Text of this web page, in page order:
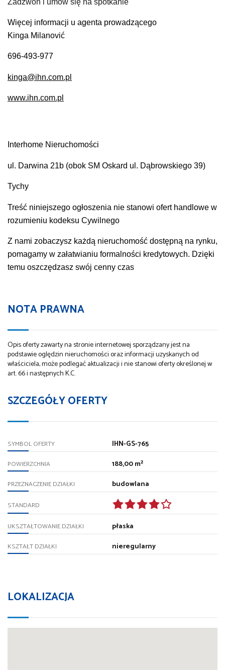
Więcej informacji u agenta prowadzącego
Kinga Milanović
696-493-977
kinga@ihn.com.pl
www.ihn.com.pl
Interhome Nieruchomości
ul. Darwina 21b (obok SM Oskard ul. Dąbrowskiego 39)
Tychy
Treść niniejszego ogłoszenia nie stanowi ofert handlowe w
rozumieniu kodeksu Cywilnego
Z nami zobaczysz każdą nieruchomość dostępną na rynku,
pomagamy w załatwianiu formalności kredytowych. Dzięki
temu oszczędzasz swój cenny czas
NOTA PRAWNA
Opis oferty zawarty na stronie internetowej sporządzany jest na
podstawie oględzin nieruchomości oraz informacji uzyskanych od
właściciela, może podlegać aktualizacji i nie stanowi oferty określonej w
art. 66 i następnych K.C.
SZCZEGÓŁY OFERTY
SYMBOL OFERTY IHN-GS-765
POWIERZCHNIA 188,00 m²
PRZEZNACZENIE DZIAŁKI budowlana
STANDARD
UKSZTAŁTOWANIE DZIAŁKI płaska
KSZTAŁT DZIAŁKI nieregularny
LOKALIZACJA